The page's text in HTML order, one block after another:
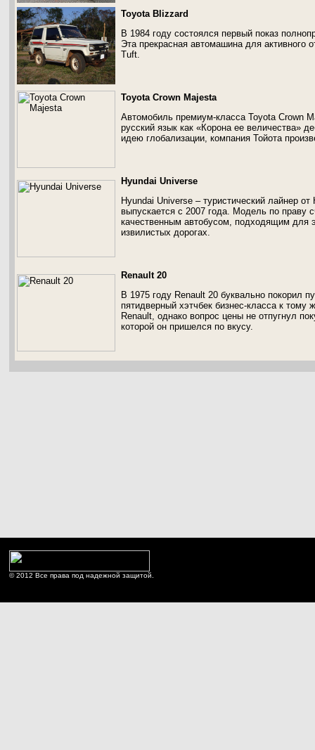
Toyota Blizzard
В 1984 году состоялся первый показ
Эта прекрасная автомашина для
Tuft.
Toyota Crown Majesta
Автомобиль премиум-класса Toyota Crown
русский язык как «Корона ее величества»
идею глобализации, компания Тойота
Hyundai Universe
Hyundai Universe – туристический лайнер
выпускается с 2007 года. Модель по праву
качественным автобусом, подходящим для
извилистых дорогах.
Renault 20
В 1975 году Renault 20 буквально покорил
пятидверный хэтчбек бизнес-класса к
Renault, однако вопрос цены не отпугнул
которой он пришелся по вкусу.
© 2012 Все права под надежной защитой.